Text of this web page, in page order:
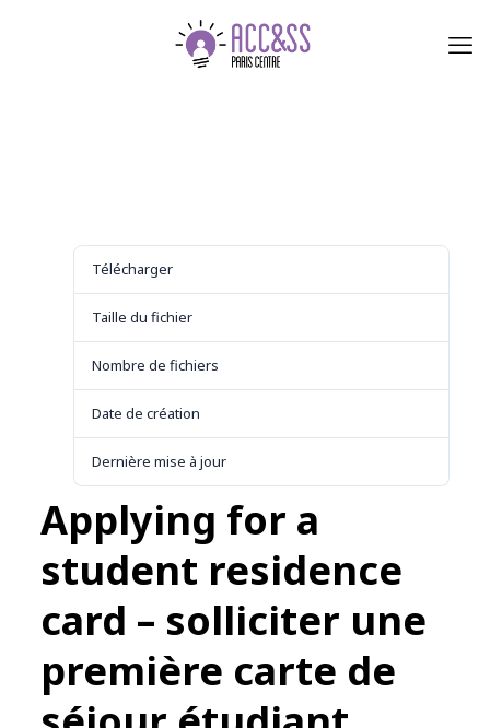
Télécharger
Taille du fichier
Nombre de fichiers
Date de création
Dernière mise à jour
Applying for a
student residence
card – solliciter une
première carte de